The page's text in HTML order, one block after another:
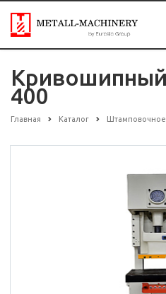
Кривошипный
400
Главная Каталог